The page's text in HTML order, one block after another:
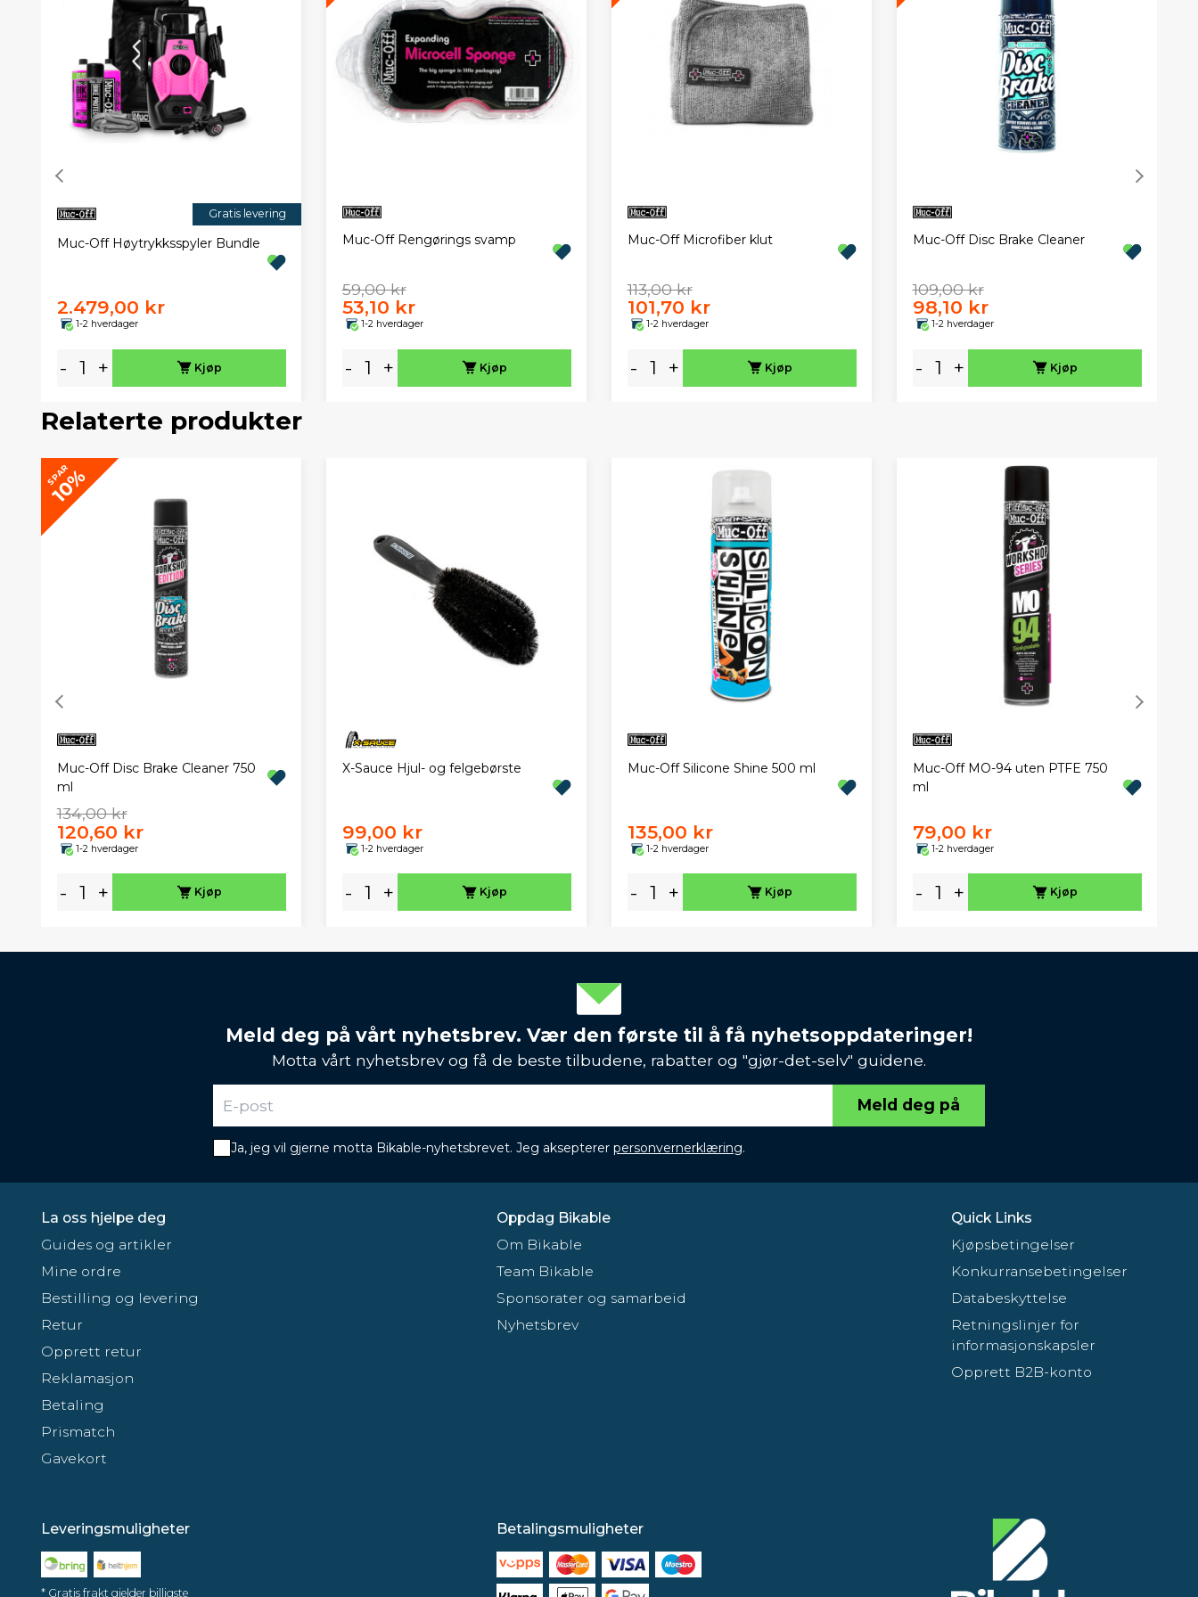
Gratis levering
Muc-Off Høytrykksspyler Bundle
2.479,00 kr
1-2 hverdager
- + Kjøp
Muc-Off Rengørings svamp
59,00 kr
53,10 kr
1-2 hverdager
- + Kjøp
Muc-Off Microfiber klut
113,00 kr
101,70 kr
1-2 hverdager
- + Kjøp
Muc-Off Disc Brake Cleaner
109,00 kr
98,10 kr
1-2 hverdager
- + Kjøp
Relaterte produkter
SPAR
10%
Muc-Off Disc Brake Cleaner 750
ml
134,00 kr
120,60 kr
1-2 hverdager
- + Kjøp
X-Sauce Hjul- og felgebørste
99,00 kr
1-2 hverdager
- + Kjøp
Muc-Off Silicone Shine 500 ml
135,00 kr
1-2 hverdager
- + Kjøp
Muc-Off MO-94 uten PTFE 750
ml
79,00 kr
1-2 hverdager
- + Kjøp
Meld deg på vårt nyhetsbrev. Vær den første til å få nyhetsoppdateringer!
Motta vårt nyhetsbrev og få de beste tilbudene, rabatter og "gjør-det-selv" guidene.
Meld deg på
Ja, jeg vil gjerne motta Bikable-nyhetsbrevet. Jeg aksepterer personvernerklæring.
La oss hjelpe deg
Guides og artikler
Mine ordre
Bestilling og levering
Retur
Opprett retur
Reklamasjon
Betaling
Prismatch
Gavekort
Oppdag Bikable
Om Bikable
Team Bikable
Sponsorater og samarbeid
Nyhetsbrev
Quick Links
Kjøpsbetingelser
Konkurransebetingelser
Databeskyttelse
Retningslinjer for
informasjonskapsler
Opprett B2B-konto
Leveringsmuligheter
* Gratis frakt gjelder billigste
Betalingsmuligheter